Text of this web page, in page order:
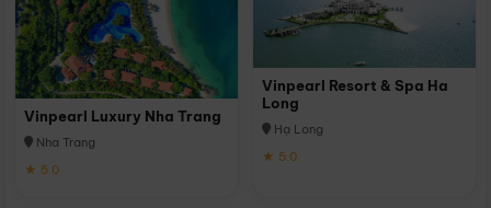
Vinpearl Luxury Nha Trang
Nha Trang
★ 5.0
Vinpearl Resort & Spa Ha
Long
Hạ Long
★ 5.0